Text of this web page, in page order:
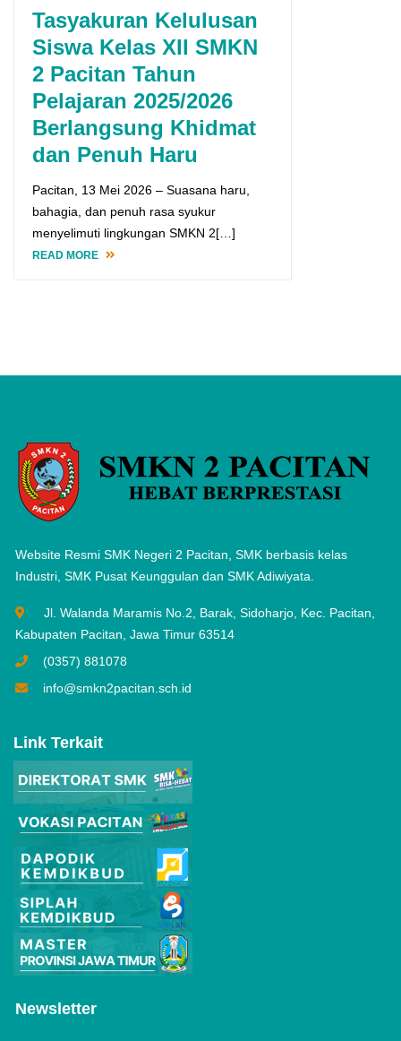
Tasyakuran Kelulusan
Siswa Kelas XII SMKN
2 Pacitan Tahun
Pelajaran 2025/2026
Berlangsung Khidmat
dan Penuh Haru
Pacitan, 13 Mei 2026 – Suasana haru,
bahagia, dan penuh rasa syukur
menyelimuti lingkungan SMKN 2[…]
READ MORE
Website Resmi SMK Negeri 2 Pacitan, SMK berbasis kelas
Industri, SMK Pusat Keunggulan dan SMK Adiwiyata.
Jl. Walanda Maramis No.2, Barak, Sidoharjo, Kec. Pacitan,
Kabupaten Pacitan, Jawa Timur 63514
(0357) 881078
info@smkn2pacitan.sch.id
Link Terkait
Newsletter